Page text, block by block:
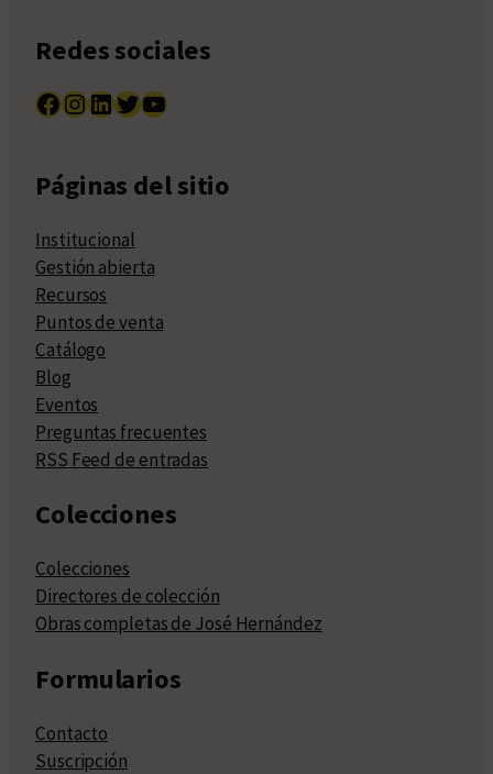
Redes sociales
Facebook InstagramLinkedIn Twitter YouTube
Páginas del sitio
Institucional
Gestión abierta
Recursos
Puntos de venta
Catálogo
Blog
Eventos
Preguntas frecuentes
RSS Feed de entradas
Colecciones
Colecciones
Directores de colección
Obras completas de José Hernández
Formularios
Contacto
Suscripción